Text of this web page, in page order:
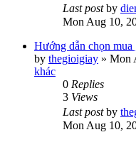
Last postby
Mon Aug 10,
Hướng dẫn chọn mua
by thegioigiay » Mon
khác
0 Replies
3 Views
Last postby
Mon Aug 10,